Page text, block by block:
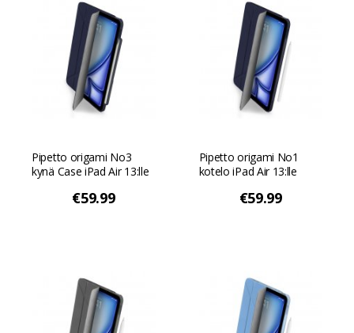
Pipetto origami No3
kynä Case iPad Air 13:lle
€59.99
Pipetto origami No1
kotelo iPad Air 13:lle
€59.99